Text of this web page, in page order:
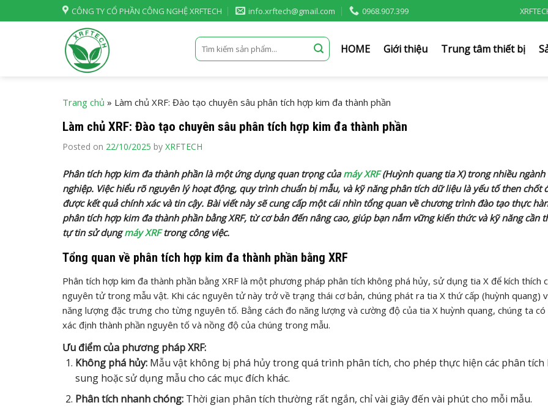
to
CÔNG TY CỔ PHẦN CÔNG NGHỆ XRFTECH info.xrftech@gmail.com 0968.907.399
Tìm
kiếm:
HOME Giới thiệu Trung tâm thiết bị
Trang chủ » Làm chủ XRF: Đào tạo chuyên sâu phân tích hợp kim đa thành phần
Làm chủ XRF: Đào tạo chuyên sâu phân tích hợp kim đa thành phần
Posted on 22/10/2025 by XRFTECH
Phân tích hợp kim đa thành phần là một ứng dụng quan trọng củamáy XRF(Huỳnh quang tia X) trong nhiều ngành
nghiệp. Việc hiểu rõ nguyên lý hoạt động, quy trình chuẩn bị mẫu, và kỹ năng phân tích dữ liệu là yếu tố then chốt
được kết quả chính xác và tin cậy. Bài viết này sẽ cung cấp một cái nhìn tổng quan về chương trình đào tạo thực
phân tích hợp kim đa thành phần bằng XRF, từ cơ bản đến nâng cao, giúp bạn nắm vững kiến thức và kỹ năng cần
tự tin sử dụngmáy XRFtrong công việc.
Tổng quan về phân tích hợp kim đa thành phần bằng XRF
Phân tích hợp kim đa thành phần bằng XRF là một phương pháp phân tích không phá hủy, sử dụng tia X để kích thích
nguyên tử trong mẫu vật. Khi các nguyên tử này trở về trạng thái cơ bản, chúng phát ra tia X thứ cấp (huỳnh quang)
năng lượng đặc trưng cho từng nguyên tố. Bằng cách đo năng lượng và cường độ của tia X huỳnh quang, chúng ta
xác định thành phần nguyên tố và nồng độ của chúng trong mẫu.
Ưu điểm của phương pháp XRF:
Không phá hủy:Mẫu vật không bị phá hủy trong quá trình phân tích, cho phép thực hiện các phân tích
sung hoặc sử dụng mẫu cho các mục đích khác.
Phân tích nhanh chóng:Thời gian phân tích thường rất ngắn, chỉ vài giây đến vài phút cho mỗi mẫu.